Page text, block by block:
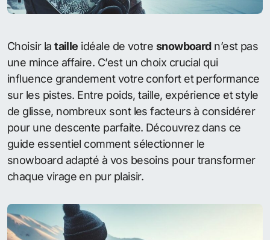
Choisir lataille idéale de votre snowboardn’est pas
une mince affaire. C’est un choix crucial qui
influence grandement votre confort et performance
sur les pistes. Entre poids, taille, expérience et style
de glisse, nombreux sont les facteurs à considérer
pour une descente parfaite. Découvrez dans ce
guide essentiel comment sélectionner le
snowboard adapté à vos besoins pour transformer
chaque virage en pur plaisir.